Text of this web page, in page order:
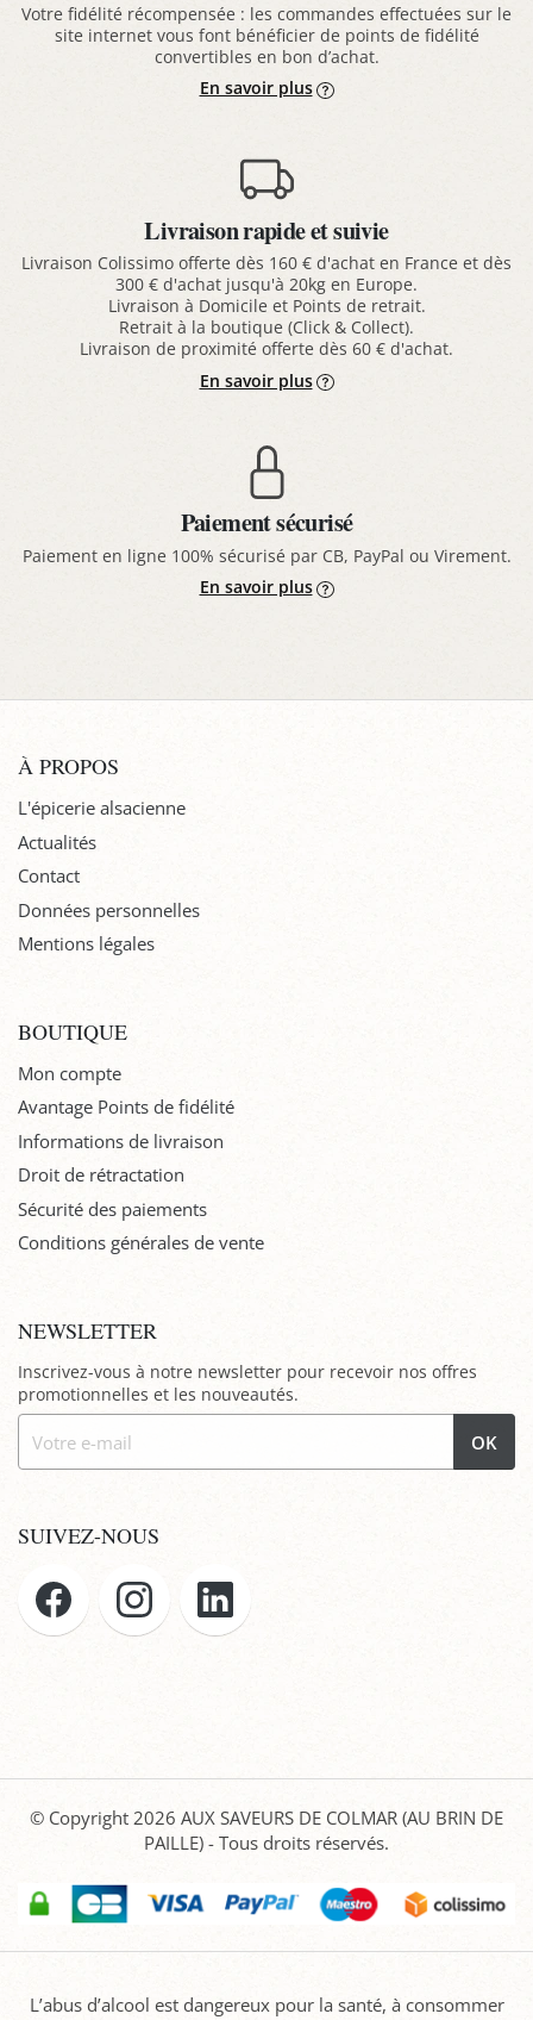
Votre fidélité récompensée : les commandes effectuées sur le
site internet vous font bénéficier de points de fidélité
convertibles en bon d’achat.
En savoir plus
Livraison rapide et suivie
Livraison Colissimo offerte dès 160 € d'achat en France et dès
300 € d'achat jusqu'à 20kg en Europe.
Livraison à Domicile et Points de retrait.
Retrait à la boutique (Click & Collect).
Livraison de proximité offerte dès 60 € d'achat.
En savoir plus
Paiement sécurisé
Paiement en ligne 100% sécurisé par CB, PayPal ou Virement.
En savoir plus
À PROPOS
L'épicerie alsacienne
Actualités
Contact
Données personnelles
Mentions légales
BOUTIQUE
Mon compte
Avantage Points de fidélité
Informations de livraison
Droit de rétractation
Sécurité des paiements
Conditions générales de vente
NEWSLETTER
Inscrivez-vous à notre newsletter pour recevoir nos offres
promotionnelles et les nouveautés.
OK
SUIVEZ-NOUS
© Copyright 2026 AUX SAVEURS DE COLMAR (AU BRIN DE
PAILLE) - Tous droits réservés.
L’abus d’alcool est dangereux pour la santé, à consommer